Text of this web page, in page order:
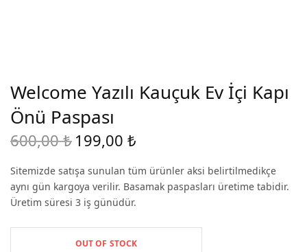
Welcome Yazılı Kauçuk Ev İçi Kapı
Önü Paspası
600,00₺ Original
was:
600,00 ₺.
199,00₺
199,00 ₺.
Sitemizde satışa sunulan tüm ürünler aksi belirtilmedikçe
aynı gün kargoya verilir. Basamak paspasları üretime tabidir.
Üretim süresi 3 iş günüdür.
OUT OF STOCK